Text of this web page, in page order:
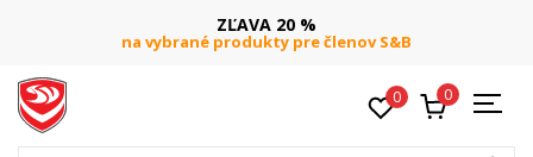
ZĽAVA 20 %
na vybrané produkty pre členov S&B
0 0